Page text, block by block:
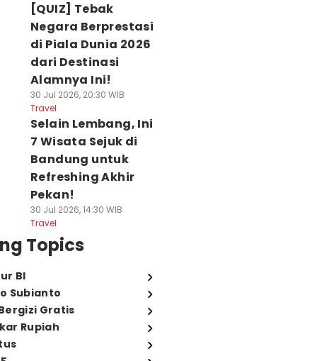
[QUIZ] Tebak
Negara Berprestasi
di Piala Dunia 2026
dari Destinasi
Alamnya Ini!
30 Jul 2026, 20:30 WIB
Travel
Selain Lembang, Ini
7 Wisata Sejuk di
Bandung untuk
Refreshing Akhir
Pekan!
30 Jul 2026, 14:30 WIB
Travel
Topics
BI
Subianto
Gratis
Rupiah